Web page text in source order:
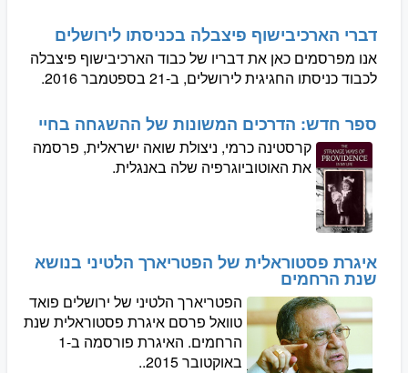
דברי הארכיבישוף פיצבלה בכניסתו לירושלים
אנו מפרסמים כאן את דבריו של כבוד הארכיבישוף פיצבלה
לכבוד כניסתו החגיגית לירושלים, ב-21 בספטמבר 2016.
ספר חדש: הדרכים המשונות של ההשגחה בחיי
קרסטינה כרמי, ניצולת שואה ישראלית, פרסמה
את האוטוביוגרפיה שלה באנגלית.
איגרת פסטוראלית של הפטריארך הלטיני בנושא
שנת הרחמים
הפטריארך הלטיני של ירושלים פואד
טוואל פרסם איגרת פסטוראלית שנת
הרחמים. האיגרת פורסמה ב-1
באוקטובר 2015..